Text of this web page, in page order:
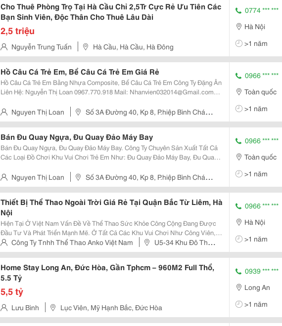
Cho Thuê Phòng Trọ Tại Hà Cầu Chỉ 2,5Tr Cực Rẻ Ưu Tiên Các
Bạn Sinh Viên, Độc Thân Cho Thuê Lâu Dài
2,5 triệu
Nguyễn Trung Tuấn Hà Cầu, Hà Cầu, Hà Đông
0774 *** ***
Hà Nội
>1 năm
Hồ Câu Cá Trẻ Em, Bể Câu Cá Trẻ Em Giá Rẻ
Hồ Câu Cá Trẻ Em Bằng Nhựa Composite, Bể Câu Cá Trẻ Em Công Ty Đặng Ân
Liên Hệ: Nguyễn Thị Loan 0967.770.918 Mail: Nhanvien032014@Gmail.com
(Bể CâuNguyen Thị Loan
Số 3A Đường 40, Kp 8, P.hiệp Bình Chánh,
Q. Thủ Đức
0966 *** ***
Toàn quốc
>1 năm
Bán Đu Quay Ngựa, Đu Quay Đảo Máy Bay
Bán Đu Quay Ngựa, Đu Quay Đảo Máy Bay. Công Ty Chuyên Sản Xuất Tất Cả
Các Loại Đồ Chơi Khu Vui Chơi Trẻ Em Như: Đu Quay Đảo Máy Bay, Đu Quay
Xe Lửa Điện, Nhà Hơi, Nhú Nhún Điện,
Nguyen Thị Loan
Số 3A Đường 40, Kp 8, P.hiệp Bình Chánh,
Q. Thủ Đức
0966 *** ***
Toàn quốc
>1 năm
Thiết Bị Thể Thao Ngoài Trời Giá Rẻ Tại Quận Bắc Từ Liêm, Hà
Nội
Hiện Tại Ở Việt Nam Vấn Đề Về Thể Thao Sức Khỏe Công Cộng Đang Được
Đầu Tư Và Phát Triển Mạnh Mẽ. Ở Tất Cả Các Khu Vui Chơi Như Công Viên,
Vườn Hoa Hay Các Tòa Nhà Văn Phòng, Khu Đô Thị, Chung Cư Đến Khu Tập
Thể, Trường Học... Đều Được Đầu Tư Các...
Công Ty Tnhh Thể Thao Anko Việt Nam
U5-34 Khu Đô Thị
Mới Dương Nội, Yên Nghĩa, Hà Đông, Hà Nội
0966 *** ***
Hà Nội
>1 năm
Home Stay Long An, Đức Hòa, Gần Tphcm – 960M2 Full Thổ,
5.5 Tỷ
5,5 tỷ
Lưu Bình Lục Viên, Mỹ Hạnh Bắc, Đức Hòa
0939 *** ***
Long An
>1 năm